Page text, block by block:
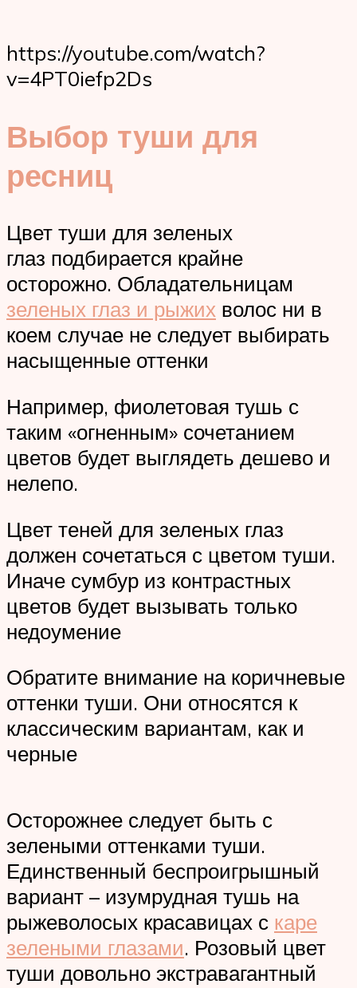
https://youtube.com/watch?
v=4PT0iefp2Ds
Выбор туши для
ресниц
Цвет туши для зеленых
глаз подбирается крайне
осторожно. Обладательницам
зеленых глаз и рыжих волос ни в
коем случае не следует выбирать
насыщенные оттенки
Например, фиолетовая тушь с
таким «огненным» сочетанием
цветов будет выглядеть дешево и
нелепо.
Цвет теней для зеленых глаз
должен сочетаться с цветом туши.
Иначе сумбур из контрастных
цветов будет вызывать только
недоумение
Обратите внимание на коричневые
оттенки туши. Они относятся к
классическим вариантам, как и
черные
Осторожнее следует быть с
зелеными оттенками туши.
Единственный беспроигрышный
вариант – изумрудная тушь на
рыжеволосых красавицах с каре
зелеными глазами. Розовый цвет
туши довольно экстравагантный